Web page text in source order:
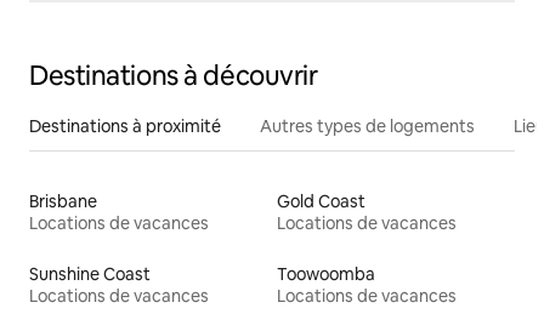
Destinations à découvrir
Destinations à proximité Autres types de logements
Brisbane
Locations de vacances
Gold Coast
Locations de vacances
Sunshine Coast
Locations de vacances
Toowoomba
Locations de vacances